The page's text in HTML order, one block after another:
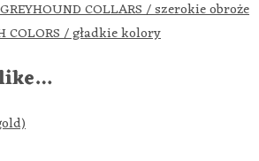
GREYHOUND COLLARS / szerokie obroże
COLORS / gładkie kolory